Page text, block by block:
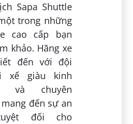
Sapa Shuttle
trong những
cao cấp bạn
khảo. Hãng xe
đến với đội
xế giàu kinh
và chuyên
đến sự an
đối cho